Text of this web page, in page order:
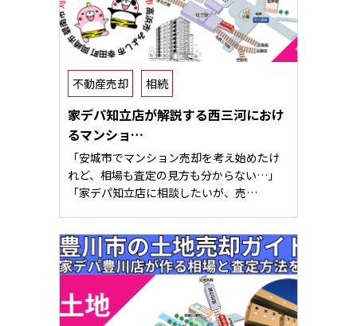
不動産売却 相続
家デパ知立店が解説する西三河におけ
るマンショ…
「安城市でマンション売却を考え始めたけ
れど、相場も査定の見方も分からない…」
「家デパ知立店に相談したいが、売…